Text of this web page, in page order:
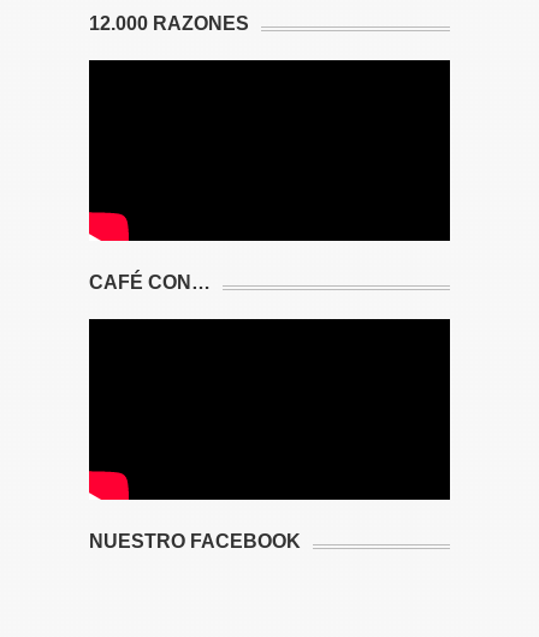
12.000 RAZONES
CAFÉ CON…
NUESTRO FACEBOOK